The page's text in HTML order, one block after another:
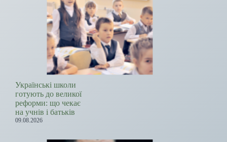
Українські школи
готують до великої
реформи: що чекає
на учнів і батьків
09.08.2026